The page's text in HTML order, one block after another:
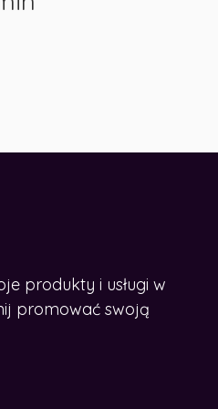
produkty i usługi w
promować swoją